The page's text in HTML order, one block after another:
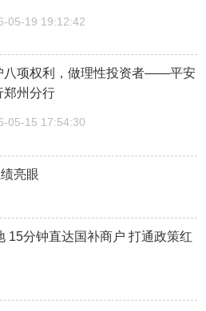
05-19 19:12:42
八项权利，做理性投资者——平安
郑州分行
05-15 17:54:30
亮眼
15分钟直达国补商户 打通政策红